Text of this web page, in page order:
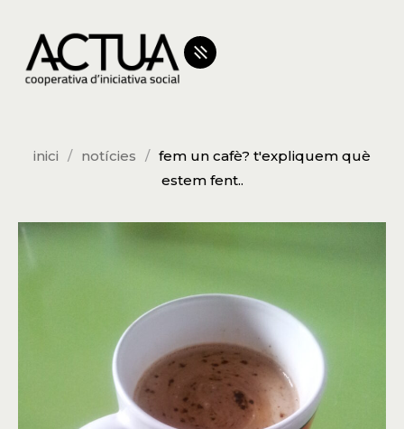
inici notícies
fem un cafè? t'expliquem què
estem fent..